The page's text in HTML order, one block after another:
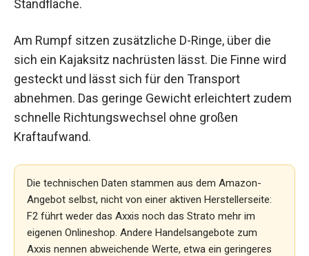
Standfläche.
Am Rumpf sitzen zusätzliche D-Ringe, über die
sich ein Kajaksitz nachrüsten lässt. Die Finne wird
gesteckt und lässt sich für den Transport
abnehmen. Das geringe Gewicht erleichtert zudem
schnelle Richtungswechsel ohne großen
Kraftaufwand.
Die technischen Daten stammen aus dem Amazon-
Angebot selbst, nicht von einer aktiven Herstellerseite:
F2 führt weder das Axxis noch das Strato mehr im
eigenen Onlineshop. Andere Handelsangebote zum
Axxis nennen abweichende Werte, etwa ein geringeres